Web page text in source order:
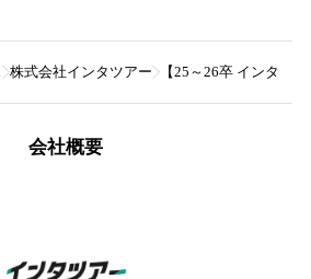
株式会社インタツアー 【25～26卒 インター
会社概要